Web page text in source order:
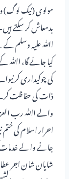
مولوی (نیک لوگ)
بدمعاش کر سکتے
اﷲ علیہ وسلم کے
کیا جائے گا، اﷲ
کی چوکیداری
ذات کی حفاظت
والے اﷲ رب
احرار اسلام کی
جانے والے خدمات
شایان شان اجر